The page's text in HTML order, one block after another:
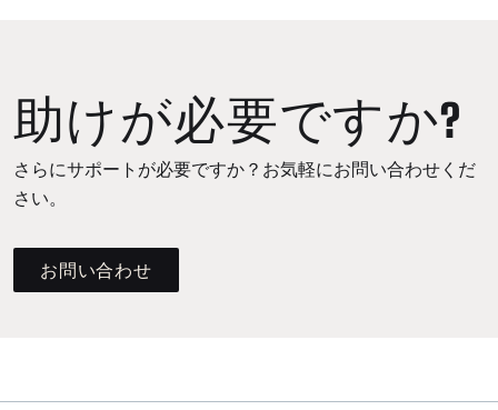
助けが必要ですか?
さらにサポートが必要ですか？お気軽にお問い合わせくだ
さい。
お問い合わせ